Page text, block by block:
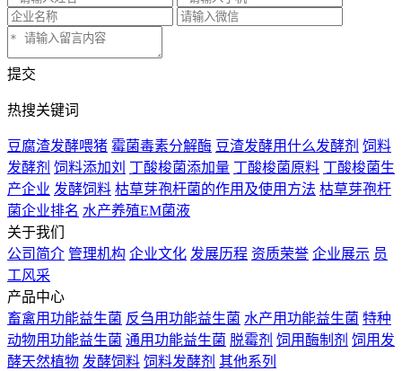
提交
热搜关键词
豆腐渣发酵喂猪 霉菌毒素分解酶 豆渣发酵用什么发酵剂 饲料
发酵剂 饲料添加刘 丁酸梭菌添加量 丁酸梭菌原料 丁酸梭菌生
产企业 发酵饲料 枯草芽孢杆菌的作用及使用方法 枯草芽孢杆
菌企业排名 水产养殖EM菌液
关于我们
公司简介 管理机构 企业文化 发展历程 资质荣誉 企业展示 员
工风采
产品中心
畜禽用功能益生菌 反刍用功能益生菌 水产用功能益生菌 特种
动物用功能益生菌 通用功能益生菌 脱霉剂 饲用酶制剂 饲用发
酵天然植物 发酵饲料 饲料发酵剂 其他系列